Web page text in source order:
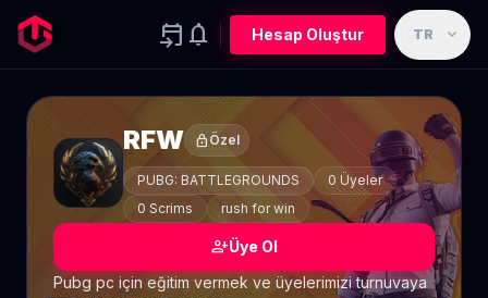
event_upcoming notifications Hesap Oluştur TR expand_more
RFW lock Özel
PUBG: BATTLEGROUNDS
0 Üyeler
0 Scrims
rush for win
person_addÜye Ol
Pubg pc için eğitim vermek ve üyelerimizi turnuvaya